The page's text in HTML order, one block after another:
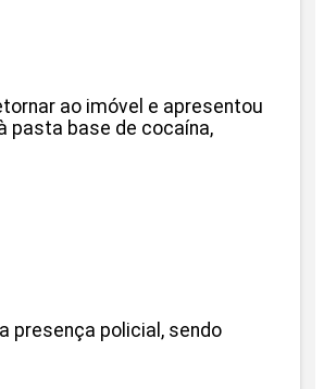
ao imóvel e apresentou
pasta base de cocaína,
presença policial, sendo